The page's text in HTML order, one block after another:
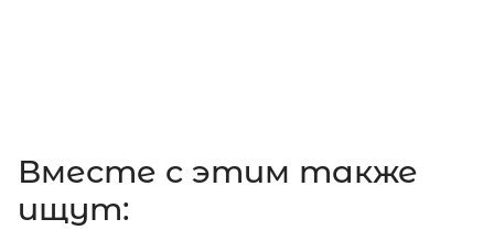
Площадь кухни
Вместе c этим также
ищут: